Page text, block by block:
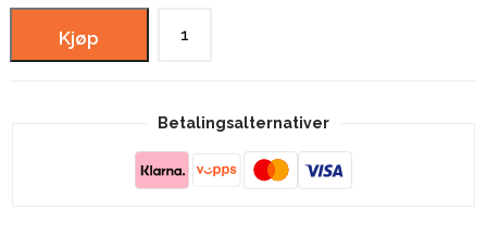
Linear
4S
Kjøp
Betalingsalternativer